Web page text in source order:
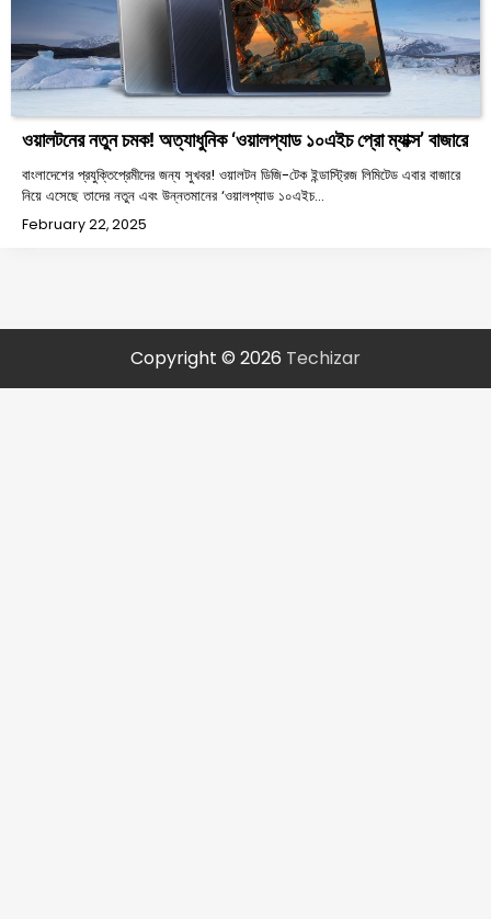
ওয়ালটনের নতুন চমক! অত্যাধুনিক ‘ওয়ালপ্যাড ১০এইচ প্রো ম্যাক্স’ বাজারে
বাংলাদেশের প্রযুক্তিপ্রেমীদের জন্য সুখবর! ওয়ালটন ডিজি-টেক ইন্ডাস্ট্রিজ লিমিটেড এবার বাজারে
নিয়ে এসেছে তাদের নতুন এবং উন্নতমানের ‘ওয়ালপ্যাড ১০এইচ…
February 22, 2025
Copyright © 2026 Techizar